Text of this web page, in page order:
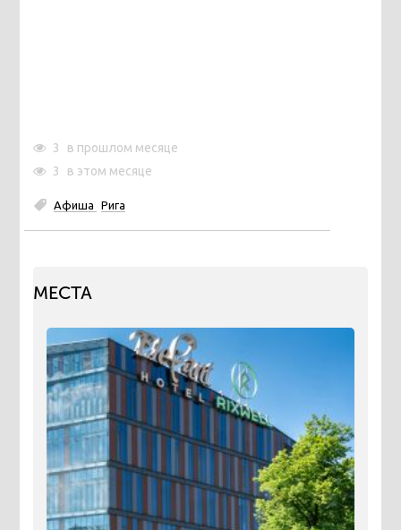
3
в прошлом месяце
3
в этом месяце
Афиша Рига
МЕСТА